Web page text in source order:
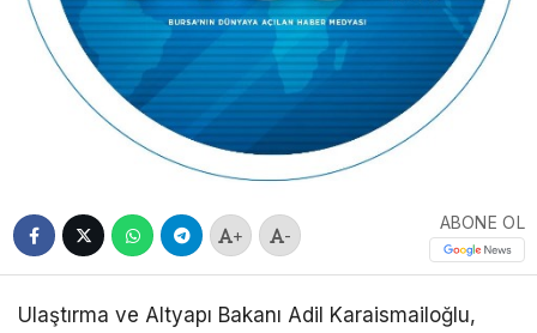
+ -
ABONE OL
Ulaştırma ve Altyapı Bakanı Adil Karaismailoğlu,